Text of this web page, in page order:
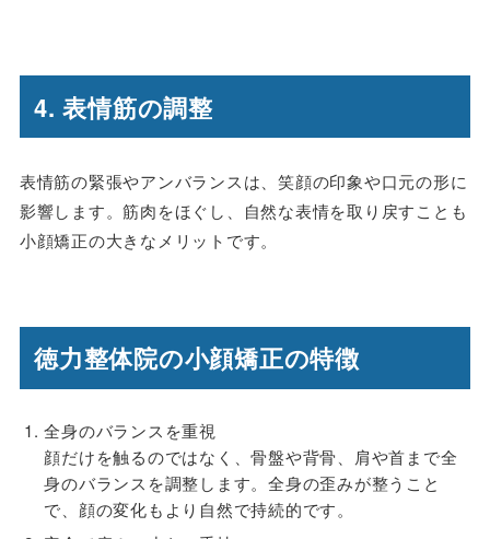
4. 表情筋の調整
表情筋の緊張やアンバランスは、笑顔の印象や口元の形に
影響します。筋肉をほぐし、自然な表情を取り戻すことも
小顔矯正の大きなメリットです。
徳力整体院の小顔矯正の特徴
全身のバランスを重視
顔だけを触るのではなく、骨盤や背骨、肩や首まで全
身のバランスを調整します。全身の歪みが整うこと
で、顔の変化もより自然で持続的です。